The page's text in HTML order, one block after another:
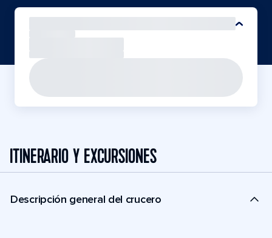
ITINERARIO Y EXCURSIONES
Descripción general del crucero